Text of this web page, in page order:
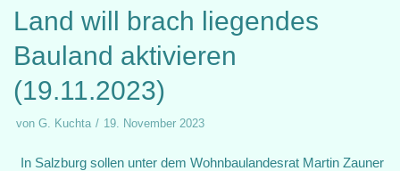
Land will brach liegendes
Bauland aktivieren
(19.11.2023)
von G. Kuchta 19. November 2023
In Salzburg sollen unter dem Wohnbaulandesrat Martin Zauner